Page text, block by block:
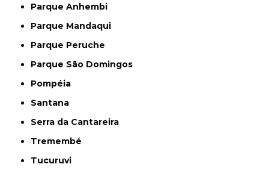
Parque Anhembi
Parque Mandaqui
Parque Peruche
Parque São Domingos
Pompéia
Santana
Serra da Cantareira
Tremembé
Tucuruvi